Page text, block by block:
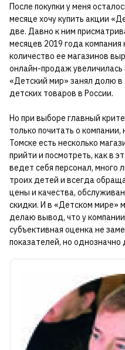
После покупки у меня
месяце хочу купить акции
две. Давно к ним
месяцев 2019 года компания
количество ее магазинов
онлайн-продаж увеличилась
«Детский мир» занял долю в
детских товаров в России.
Но при выборе главный
только почитать о
Томске есть несколько
прийти и посмотреть, как в
ведет себя персонал, много
троих детей и всегда
цены и качества,
скидки. И в «Детском мире»
делаю вывод, что у
субъективная оценка не
показателей, но однозначно